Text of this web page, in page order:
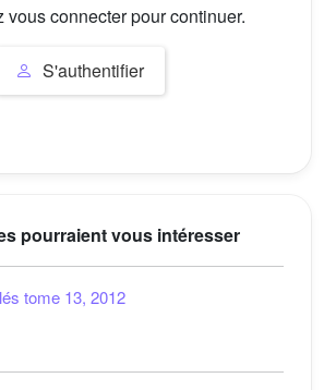
vous connecter pour continuer.
S'authentifier
pourraient vous intéresser
tome 13, 2012